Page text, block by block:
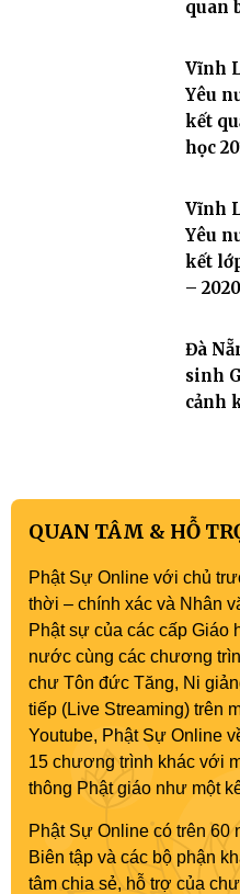
quan
Vĩnh
Yêu
kết
học
Vĩnh
Yêu
kết
– 2020
Đà
sinh
cảnh
QUAN TÂM & HỖ
Phật Sự Online với chủ
thời – chính xác và Nhân
Phật sự của các cấp Giáo
nước cùng các chương
chư Tôn đức Tăng, Ni
tiếp (Live Streaming) trên
Youtube, Phật Sự Online
15 chương trình khác với
thông Phật giáo như một
Phật Sự Online có trên 60
Biên tập và các bộ phận
tâm chia sẻ, hỗ trợ của